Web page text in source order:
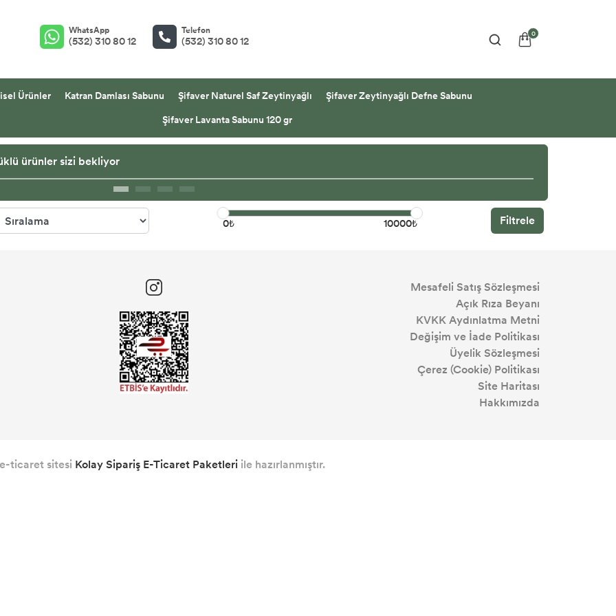
WhatsApp
(532) 310 80 12
Telefon
(532) 310 80 12
0
Ürünler Katran Damlası Sabunu Şifaver Naturel Saf Zeytinyağlı
Şifaver Zeytinyağlı Defne Sabunu
Şifaver Lavanta Sabunu 120 gr
ürünler sizi bekliyor
0₺ 10000₺ Filtrele
Mesafeli Satış Sözleşmesi
Açık Rıza Beyanı
KVKK Aydınlatma Metni
Değişim ve İade Politikası
Üyelik Sözleşmesi
Çerez (Cookie) Politikası
Site Haritası
Hakkımızda
ticaret sitesi Kolay Sipariş E-Ticaret Paketleriile hazırlanmıştır.